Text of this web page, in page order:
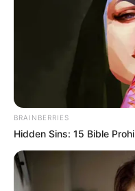
WhatsApp!
Fique informado em
notícias de Paraguaçu
Clique aqui
BRAINBERRIES
Hidden Sins: 15 Bible